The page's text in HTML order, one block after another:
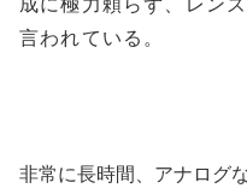
言われている。
非常に長時間、アナログ